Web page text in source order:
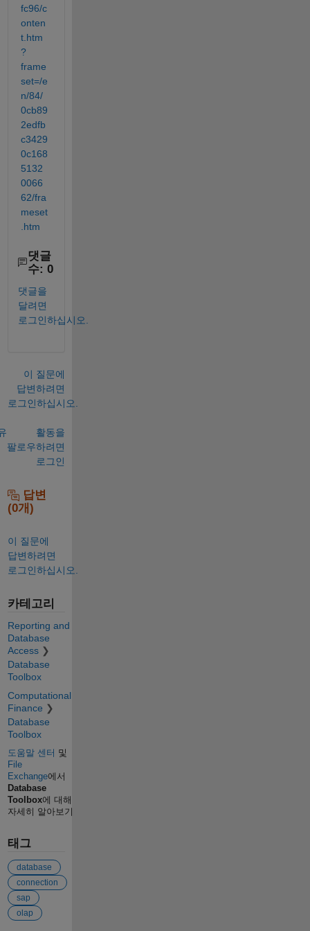
fc96/c
onten
t.htm
?
frame
set=/e
n/84/
0cb89
2edfb
c3429
0c168
5132
0066
62/fra
meset
.htm
댓글
수: 0
댓글을
달려면
로그인하십시오.
이 질문에
답변하려면
로그인하십시오.
활동을
팔로우하려면
로그인
답변
(0개)
이 질문에
답변하려면
로그인하십시오.
카테고리
Reporting and
Database
Access
Database
Toolbox
Computational
Finance
Database
Toolbox
도움말 센터 및
File
Exchange에서
Database
Toolbox에 대해
자세히 알아보기
태그
database
connection
sap
olap